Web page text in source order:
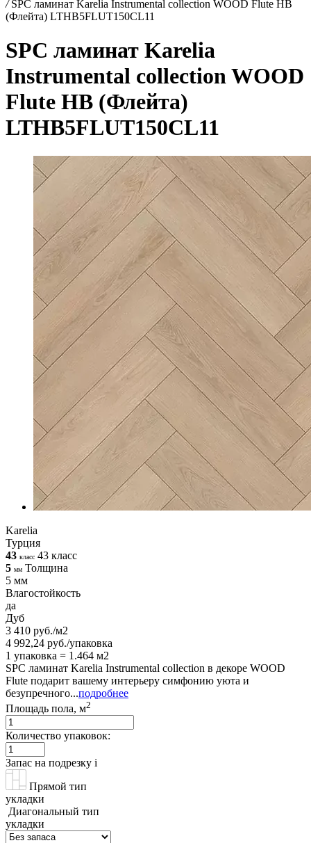
/ SPC ламинат Karelia Instrumental collection WOOD Flute HB
(Флейта) LTHB5FLUT150CL11
SPC ламинат Karelia
Instrumental collection WOOD
Flute HB (Флейта)
LTHB5FLUT150CL11
Karelia
Турция
43 класс 43 класс
5 мм Толщина
5 мм
Влагостойкость
да
Дуб
3 410 руб./м2
4 992,24 руб./упаковка
1 упаковка = 1.464 м2
SPC ламинат Karelia Instrumental collection в декоре WOOD
Flute подарит вашему интерьеру симфонию уюта и
безупречного...подробнее
Площадь пола, м2
Количество упаковок:
Запас на подрезку i
Прямой тип
укладки
Диагональный тип
укладки